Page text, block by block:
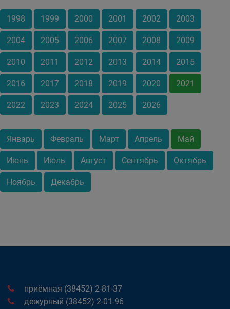
1998 1999 2000 2001 2002 2003
2004 2005 2006 2007 2008 2009
2010 2011 2012 2013 2014 2015
2016 2017 2018 2019 2020 2021
2022 2023 2024 2025 2026
Январь Февраль Март Апрель Май
Июнь Июль Август Сентябрь Октябрь
Ноябрь Декабрь
приёмная (38452) 2-81-37
дежурный (38452) 2-01-96